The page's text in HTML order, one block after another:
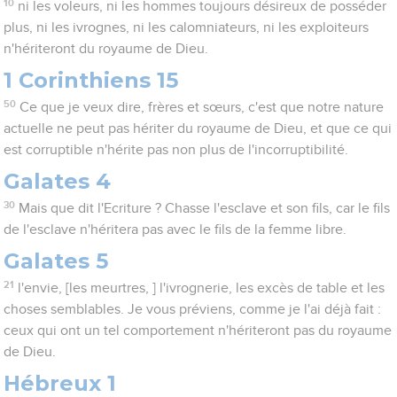
10 ni les voleurs, ni les hommes toujours désireux de posséder
plus, ni les ivrognes, ni les calomniateurs, ni les exploiteurs
n'hériteront du royaume de Dieu.
1 Corinthiens 15
50 Ce que je veux dire, frères et sœurs, c'est que notre nature
actuelle ne peut pas hériter du royaume de Dieu, et que ce qui
est corruptible n'hérite pas non plus de l'incorruptibilité.
Galates 4
30 Mais que dit l'Ecriture ? Chasse l'esclave et son fils, car le fils
de l'esclave n'héritera pas avec le fils de la femme libre.
Galates 5
21
l'envie, [les meurtres, ] l'ivrognerie, les excès de table et les
choses semblables. Je vous préviens, comme je l'ai déjà fait :
ceux qui ont un tel comportement n'hériteront pas du royaume
de Dieu.
Hébreux 1